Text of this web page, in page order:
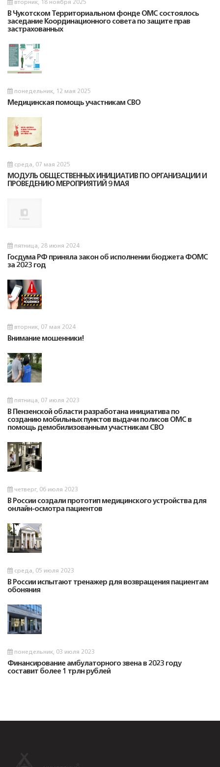
вторник, 18 ноября 2025
В Чукотском Территориальном фонде ОМС состоялось
заседание Координационного совета по защите прав
застрахованных
понедельник, 12 мая 2025
Медицинская помощь участникам СВО
среда, 07 мая 2025
МОДУЛЬ ОБЩЕСТВЕННЫХ ИНИЦИАТИВ ПО ОРГАНИЗАЦИИ И
ПРОВЕДЕНИЮ МЕРОПРИЯТИЙ 9 МАЯ
пятница, 28 июня 2024
Госдума РФ приняла закон об исполнении бюджета ФОМС
за 2023 год
вторник, 07 мая 2024
Внимание мошенники!
пятница, 07 июля 2023
В Пензенской области разработана инициатива по
созданию мобильных пунктов выдачи полисов ОМС в
помощь демобилизованным участникам СВО
четверг, 06 июля 2023
В России создали прототип медицинского устройства для
онлайн-осмотра пациентов
среда, 05 июля 2023
В России испытают тренажер для возвращения пациентам
обоняния
понедельник, 03 июля 2023
Финансирование амбулаторного звена в 2023 году
составит более 1 трлн рублей